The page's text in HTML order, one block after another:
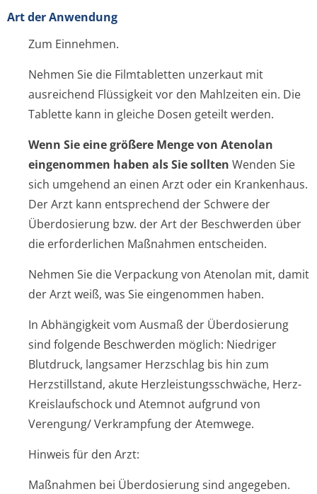
Art der Anwendung
Zum Einnehmen.
Nehmen Sie die Filmtabletten unzerkaut mit
ausreichend Flüssigkeit vor den Mahlzeiten ein. Die
Tablette kann in gleiche Dosen geteilt werden.
Wenn Sie eine größere Menge von Atenolan
eingenommen haben als Sie sollten Wenden Sie
sich umgehend an einen Arzt oder ein Krankenhaus.
Der Arzt kann entsprechend der Schwere der
Überdosierung bzw. der Art der Beschwerden über
die erforderlichen Maßnahmen entscheiden.
Nehmen Sie die Verpackung von Atenolan mit, damit
der Arzt weiß, was Sie eingenommen haben.
In Abhängigkeit vom Ausmaß der Überdosierung
sind folgende Beschwerden möglich: Niedriger
Blutdruck, langsamer Herzschlag bis hin zum
Herzstillstand, akute Herzleistungsschwäche, Herz-
Kreislaufschock und Atemnot aufgrund von
Verengung/ Verkrampfung der Atemwege.
Hinweis für den Arzt:
Maßnahmen bei Überdosierung sind angegeben.